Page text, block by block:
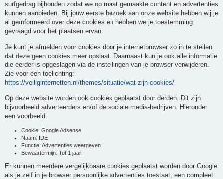
surfgedrag bijhouden zodat we op maat gemaakte content en advertenties
kunnen aanbieden. Bij jouw eerste bezoek aan onze website hebben wij je
al geïnformeerd over deze cookies en hebben we je toestemming
gevraagd voor het plaatsen ervan.
Je kunt je afmelden voor cookies door je internetbrowser zo in te stellen
dat deze geen cookies meer opslaat. Daarnaast kun je ook alle informatie
die eerder is opgeslagen via de instellingen van je browser verwijderen.
Zie voor een toelichting:
https://veiliginternetten.nl/themes/situatie/wat-zijn-cookies/
Op deze website worden ook cookies geplaatst door derden. Dit zijn
bijvoorbeeld adverteerders en/of de sociale media-bedrijven. Hieronder
een voorbeeld:
Cookie: Google Adsense
Naam: IDE
Functie: Advertenties weergeven
Bewaartermijn: Tot 1 jaar
Er kunnen meerdere vergelijkbaare cookies geplaatst worden door Google
als je zelf in je browser persoonlijke advertenties toestaat, een compleet